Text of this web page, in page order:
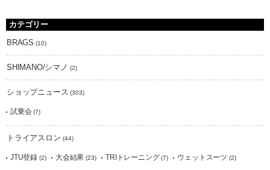
カテゴリー
BRAGS (10)
SHIMANO/シマノ (2)
ショップニュース (303)
試乗会(7)
トライアスロン (44)
JTU登録 (2) 大会結果 (23) TRIトレーニング (7) ウェットスーツ (2)